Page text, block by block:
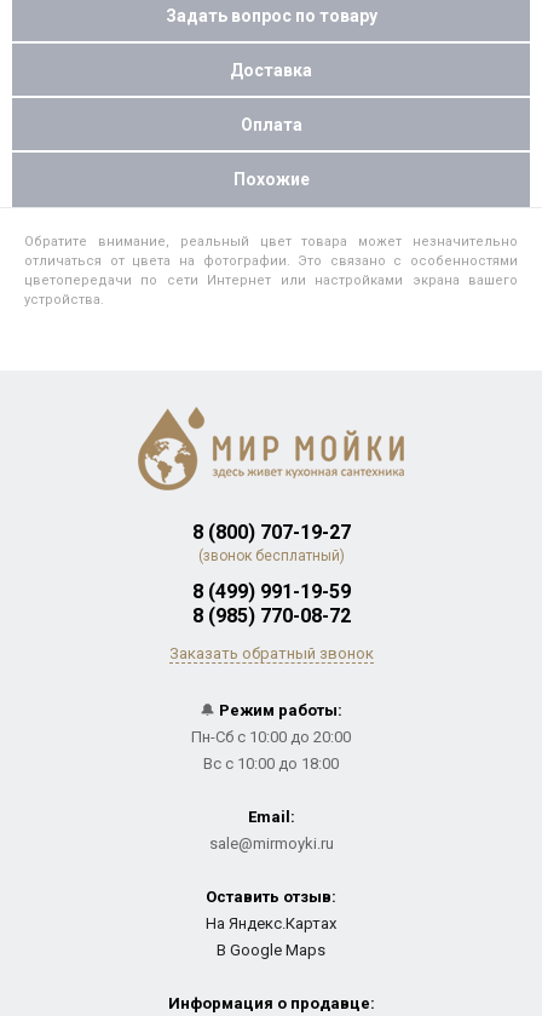
Задать вопрос по товару
Доставка
Оплата
Похожие
Обратите внимание, реальный цвет товара может незначительно
отличаться от цвета на фотографии. Это связано с особенностями
цветопередачи по сети Интернет или настройками экрана вашего
устройства.
8 (800) 707-19-27
(звонок бесплатный)
8 (499) 991-19-59
8 (985) 770-08-72
Заказать обратный звонок
🔔 Режим работы:
Пн-Сб с 10:00 до 20:00
Вс с 10:00 до 18:00
Email:
sale@mirmoyki.ru
Оставить отзыв:
На Яндекс.Картах
В Google Maps
Информация о продавце: